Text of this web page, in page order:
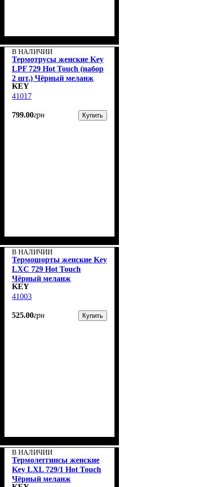
В НАЛИЧИИ
Термотрусы женские Key
LPF 729 Hot Touch (набор
2 шт.) Чёрный меланж
KEY
41017
799.00грн Купить
В НАЛИЧИИ
Термошорты женские Key
LXС 729 Hot Touch
Чёрный меланж
KEY
41003
525.00грн Купить
В НАЛИЧИИ
Термолеггинсы женские
Key LXL 729/1 Hot Touch
Чёрный меланж